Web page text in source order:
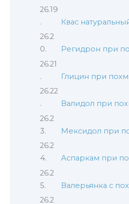
Квас
Регидрон при
Глицин при
Валидол при
Мексидол при
Аспаркам при
Валерьянка с